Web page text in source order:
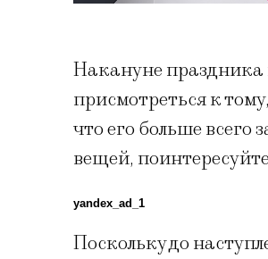
Накануне праздника
присмотреться к
что его больше всего
вещей,
yandex_ad_1
Поскольку до